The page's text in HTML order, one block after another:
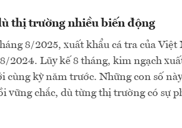
thị trường nhiều biến động
8/2025, xuất khẩu cá tra của Việt
2024. Lũy kế 8 tháng, kim ngạch
cùng kỳ năm trước. Những con số
vững chắc, dù từng thị trường có sự